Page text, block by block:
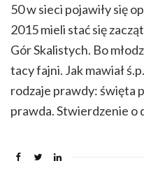
50 w sieci pojawiły się
2015 mieli stać się
Gór Skalistych. Bo
tacy fajni. Jak mawiał
rodzaje prawdy: święta
prawda. Stwierdzenie o